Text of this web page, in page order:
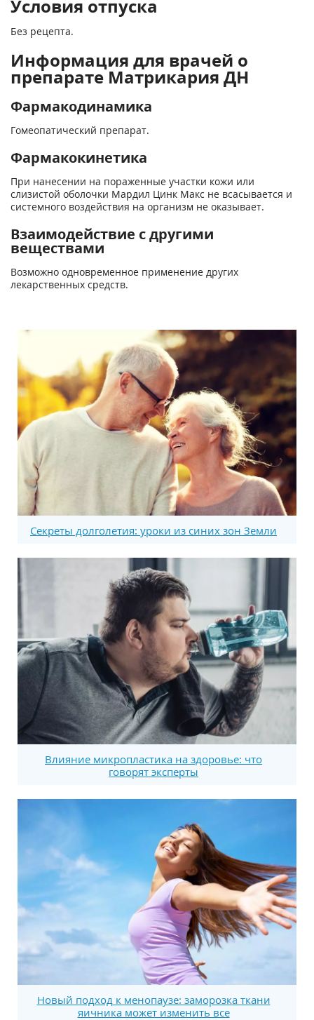
Условия отпуска
Без рецепта.
Информация для врачей о
препарате Матрикария ДН
Фармакодинамика
Гомеопатический препарат.
Фармакокинетика
При нанесении на пораженные участки кожи или
слизистой оболочки Мардил Цинк Макс не всасывается и
системного воздействия на организм не оказывает.
Взаимодействие с другими
веществами
Возможно одновременное применение других
лекарственных средств.
Секреты долголетия: уроки из синих зон Земли
Влияние микропластика на здоровье: что
говорят эксперты
Новый подход к менопаузе: заморозка ткани
яичника может изменить все